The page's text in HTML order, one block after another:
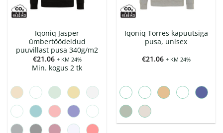
Iqoniq Jasper
ümbertöödeldud
puuvillast pusa 340g/m2
€21.06 + KM 24%
Min. kogus 2 tk
Iqoniq Torres kapuutsiga
pusa, unisex
€21.06 + KM 24%